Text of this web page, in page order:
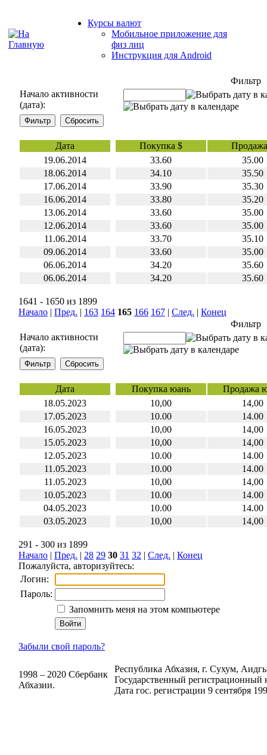
Курсы валют
Мобильное приложение для
физ лиц
Инструкция для Android
Фильтр
Начало активности
(дата):
Дата Покупка $
19.06.2014
33.60
35.00
18.06.2014
34.10
35.50
17.06.2014
33.90
35.30
16.06.2014
33.80
35.20
13.06.2014
33.60
35.00
12.06.2014
33.60
35.00
11.06.2014
33.70
35.10
09.06.2014
33.60
35.00
06.06.2014
34.20
35.60
06.06.2014
34.20 35.60
1641 - 1650 из 1899
Начало | Пред. | 163 164 165 166 167 | След. | Конец
Фильтр
Начало активности
(дата):
Дата Покупка юань
Продажа
18.05.2023
10,00
14,00
17.05.2023
10.00
14.00
16.05.2023
10,00
14,00
15.05.2023
10,00
14,00
12.05.2023
10.00
14.00
11.05.2023
10.00
14.00
11.05.2023
10,00
14,00
10.05.2023
10.00
14.00
04.05.2023
10.00
14.00
03.05.2023
10,00 14,00
291 - 300 из 1899
Начало | Пред. | 28 29 30 31 32 | След. | Конец
Пожалуйста, авторизуйтесь:
Логин:
Пароль:
Запомнить меня на этом компьютере
Забыли свой пароль?
1998 – 2020 Сбербанк
Абхазии.
Республика Абхазия, г. Сухум,
Государственный регистрационный
Дата гос. регистрации 9 сентября